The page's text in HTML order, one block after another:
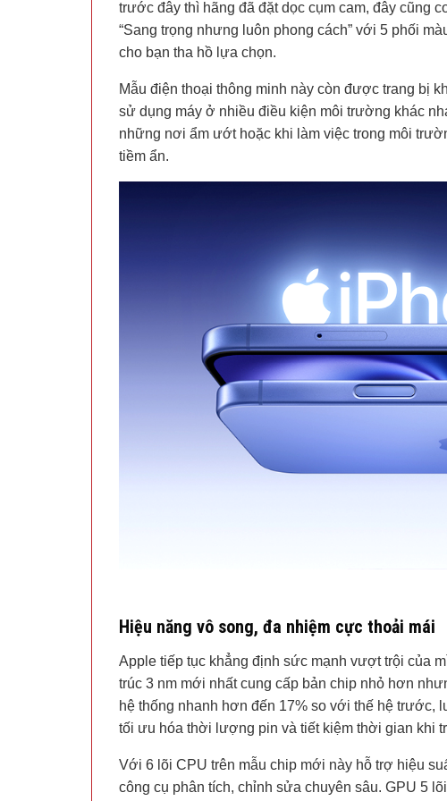
trước đây thì hãng đã đặt dọc cụm cam, đây cũng
“Sang trọng nhưng luôn phong cách” với 5 phối
cho bạn tha hồ lựa chọn.
Mẫu điện thoại thông minh này còn được trang bị
sử dụng máy ở nhiều điều kiện môi trường khác
những nơi ẩm ướt hoặc khi làm việc trong môi
tiềm ẩn.
Hiệu năng vô song, đa nhiệm cực thoải mái
Apple tiếp tục khẳng định sức mạnh vượt trội của
trúc 3 nm mới nhất cung cấp bản chip nhỏ hơn
hệ thống nhanh hơn đến 17% so với thế hệ trước,
tối ưu hóa thời lượng pin và tiết kiệm thời gian khi
Với 6 lõi CPU trên mẫu chip mới này hỗ trợ hiệu
công cụ phân tích, chỉnh sửa chuyên sâu. GPU 5